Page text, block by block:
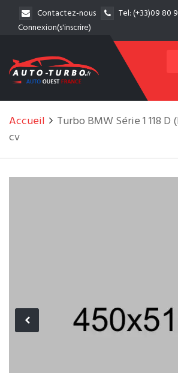
Contactez-nous Tel:(+33)09 80
Connexion(s'inscrire)
Accueil
Turbo BMW Série 1 118 D
cv